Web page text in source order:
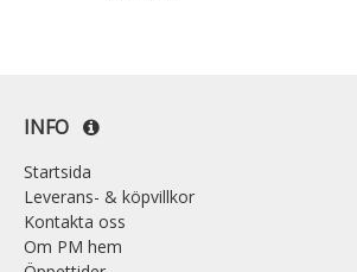
INFO
Startsida
Leverans- & köpvillkor
Kontakta oss
Om PM hem